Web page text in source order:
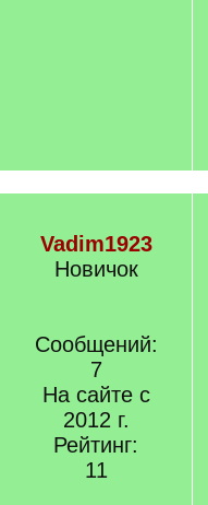
Vadim1923
Новичок
Сообщений:
7
На сайте с
2012 г.
Рейтинг:
11